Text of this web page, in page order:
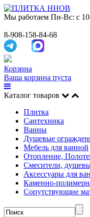
Мы работаем Пн-Вс: с
8-908-158-84-68
Корзина
Ваша корзина пуста
Каталог товаров
Плитка
Сантехника
Ванны
Душевые
Мебель для ванной
Отопление,
Смесители,
Аксессуары для
Каменно-
Сопутствующие